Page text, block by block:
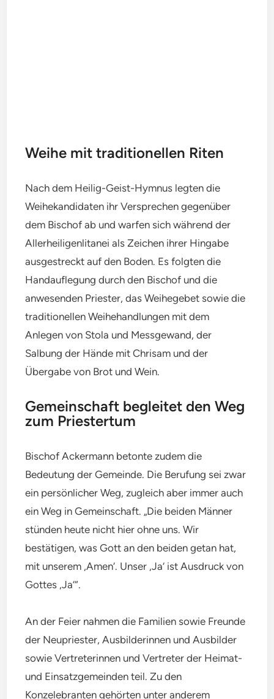
Weihe mit traditionellen Riten
Nach dem Heilig-Geist-Hymnus legten die
Weihekandidaten ihr Versprechen gegenüber
dem Bischof ab und warfen sich während der
Allerheiligenlitanei als Zeichen ihrer Hingabe
ausgestreckt auf den Boden. Es folgten die
Handauflegung durch den Bischof und die
anwesenden Priester, das Weihegebet sowie die
traditionellen Weihehandlungen mit dem
Anlegen von Stola und Messgewand, der
Salbung der Hände mit Chrisam und der
Übergabe von Brot und Wein.
Gemeinschaft begleitet den Weg
zum Priestertum
Bischof Ackermann betonte zudem die
Bedeutung der Gemeinde. Die Berufung sei zwar
ein persönlicher Weg, zugleich aber immer auch
ein Weg in Gemeinschaft. „Die beiden Männer
stünden heute nicht hier ohne uns. Wir
bestätigen, was Gott an den beiden getan hat,
mit unserem ‚Amen‘. Unser ‚Ja‘ ist Ausdruck von
Gottes ‚Ja‘“.
An der Feier nahmen die Familien sowie Freunde
der Neupriester, Ausbilderinnen und Ausbilder
sowie Vertreterinnen und Vertreter der Heimat-
und Einsatzgemeinden teil. Zu den
Konzelebranten gehörten unter anderem